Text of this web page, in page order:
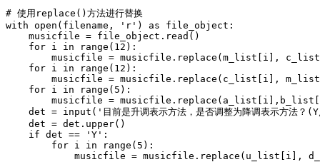
# 使用replace()方法进行替换
with open(filename, 'r') as file_object:
    musicfile = file_object.read()
    for i in range(12):
musicfile = musicfile.replace(m_list[i],
    for i in range(12):
musicfile = musicfile.replace(c_list[i],
    for i in range(5):
musicfile =
det = input('目前是升调表示方法，是否调整为降调表示方法？
    det = det.upper()
    if det == 'Y':
        for i in range(5):
musicfile = musicfile.replace(u_list[i],